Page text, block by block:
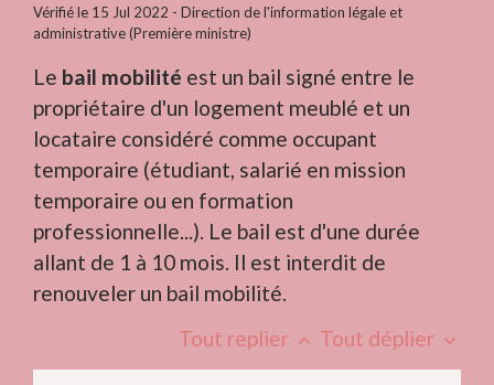
Vérifié le 15 Jul 2022 - Direction de l'information légale et
administrative (Première ministre)
Le bail mobilité est un bail signé entre le
propriétaire d'un logement meublé et un
locataire considéré comme occupant
temporaire (étudiant, salarié en mission
temporaire ou en formation
professionnelle...). Le bail est d'une durée
allant de 1 à 10 mois. Il est interdit de
renouveler un bail mobilité.
Tout replier keyboard_arrow_up Tout déplier keyboard_arrow_down